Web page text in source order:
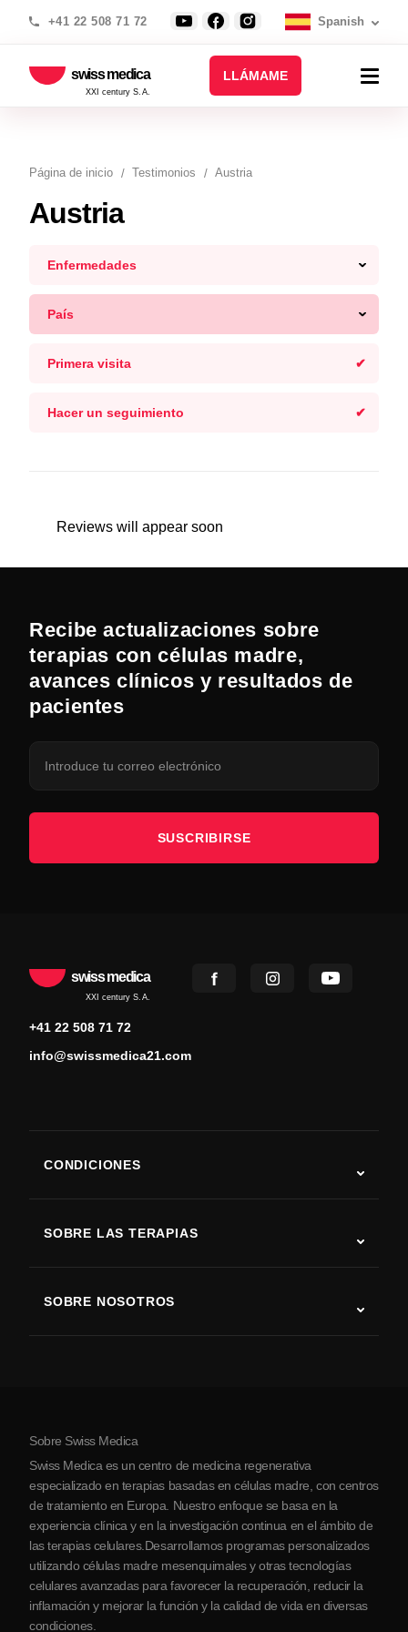
+41 22 508 71 72 Spanish
swiss medica
XXI century S.A.
LLÁMAME
Página de inicio Testimonios Austria
Austria
Enfermedades
País
Primera visita
Hacer un seguimiento
Reviews will appear soon
Recibe actualizaciones sobre
terapias con células madre,
avances clínicos y resultados de
pacientes
SUSCRIBIRSE
swiss medica
XXI century S.A.
+41 22 508 71 72
info@swissmedica21.com
CONDICIONES
Enfermedad de Parkinson
Artritis
SOBRE LAS TERAPIAS
SOBRE NOSOTROS
Sobre Serbia
Colaboraciones
Sobre Swiss Medica
Swiss Medica es un centro de medicina regenerativa
especializado en terapias basadas en células madre, con centros
de tratamiento en Europa. Nuestro enfoque se basa en la
experiencia clínica y en la investigación continua en el ámbito de
las terapias celulares.Desarrollamos programas personalizados
utilizando células madre mesenquimales y otras tecnologías
celulares avanzadas para favorecer la recuperación, reducir la
inflamación y mejorar la función y la calidad de vida en diversas
condiciones.